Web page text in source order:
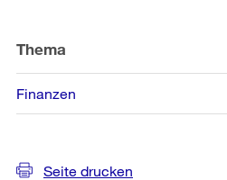
Informationen
Thema
Finanzen
Seite drucken